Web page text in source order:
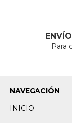
Para
NAVEGACIÓN
INICIO